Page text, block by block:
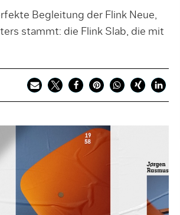
Begleitung der Flink Neue,
stammt: die Flink Slab, die mit